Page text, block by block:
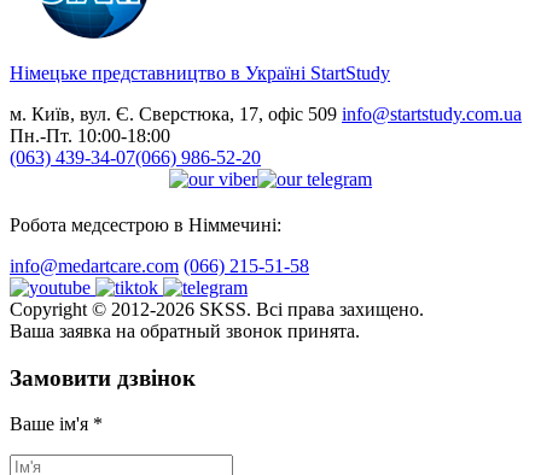
Німецьке представництво в Україні StartStudy
м. Київ, вул. Є. Сверстюка, 17, офіс 509 info@startstudy.com.ua
Пн.-Пт. 10:00-18:00
(063) 439-34-07(066) 986-52-20
Робота медсестрою в Німмечині:
info@medartcare.com (066) 215-51-58
Copyright © 2012-2026 SKSS. Всі права захищено.
Ваша заявка на обратный звонок принята.
Замовити дзвінок
Ваше ім'я *